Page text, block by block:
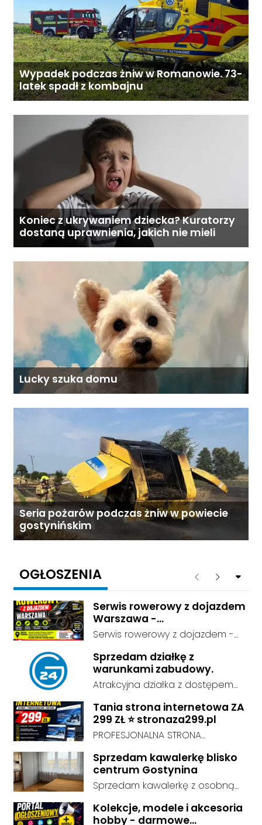
Wypadek podczas żniw w Romanowie. 73-
latek spadł z kombajnu
Koniec z ukrywaniem dziecka? Kuratorzy
dostaną uprawnienia, jakich nie mieli
Lucky szuka domu
Seria pożarów podczas żniw w powiecie
gostynińskim
OGŁOSZENIA PoprzednieNastępne
Serwis rowerowy z dojazdem
Warszawa -
mobilnyserwisrowerowy.7m.
Serwis rowerowy z dojazdem -
odwozimy gotowy do jazdy.
Dojeżdżamy do Konstancina-
Jeziornej, Piaseczna,
Józefosławia, Julianowa, Góry
Kalwarii, Zalesia Górnego,
Nadarzyna, Raszyna oraz
Ursynów, Wawer. Przeglądy,
naprawy, e-bike, cargo, rowery
trójkołowe, spawanie ram
aluminiowych, stalowych i
magnezowych. Pełny zakres
Sprzedam działkę z
warunkami zabudowy.
Atrakcyjna działka z dostępem
o powierzchni 0,4ha , przy drodze
asfaltowej.
Tania strona internetowa ZA
299 ZŁ ⭐ stronaza299.pl
PROFESJONALNA STRONA
mieć profesjonalną stronę
internetową, ale nie chcesz
wydawać tysięcy złotych?
Zamów nowoczesną stronę
WWW już za 299 zł! Tworzymy
Sprzedam kawalerkę blisko
centrum Gostynina
Sprzedam kawalerkę z osobną
Stan dobry - do zamieszkania, 3
Kolekcje, modele i akcesoria
hobby - darmowe